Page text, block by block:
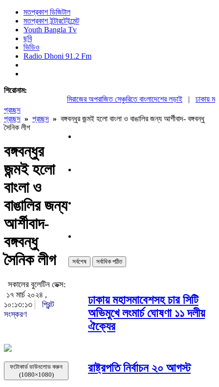
মতপ্রকাশ ডিজিটাল
মতপ্রকাশ ইন্টারটেইন্মেন্ট
Youth Bangla Tv
ছবি
ভিডিও
Radio Dhoni 91.2 Fm
শিরোনাম:
মিরাজের অপরাজিত সেঞ্চুরিতে বাংলাদেশের লড়াই|
ঢাকায়
প্রচ্ছদ
প্রচ্ছদ » প্রচ্ছদ » বঙ্গবন্ধুর জন্মই হলো বাংলা ও বাঙালির জন্য আর্শীবাদ- বঙ্গবন্ধু
সৈনিক লীগ
বঙ্গবন্ধুর
জন্মই হলো
বাংলা ও
বাঙালির জন্য
আর্শীবাদ-
বঙ্গবন্ধু
সৈনিক লীগ
সকালের বুলেটিন ডেক্স:
১৭ মার্চ ২০২৪ ,
১০:১৩:১৩
প্রিন্ট
সংস্করণ
ফটোকার্ড ডাউনলোড করুন
(1080×1080)
সর্বশেষ সর্বাধিক পঠিত
ঢাকায় মহাসমাবেশসহ চার সিটি
অভিমুখে লংমার্চ ঘোষণা ১১ দলীয়
ঐক্যের
রাষ্ট্রপতি নির্বাচন ২০ আগস্ট